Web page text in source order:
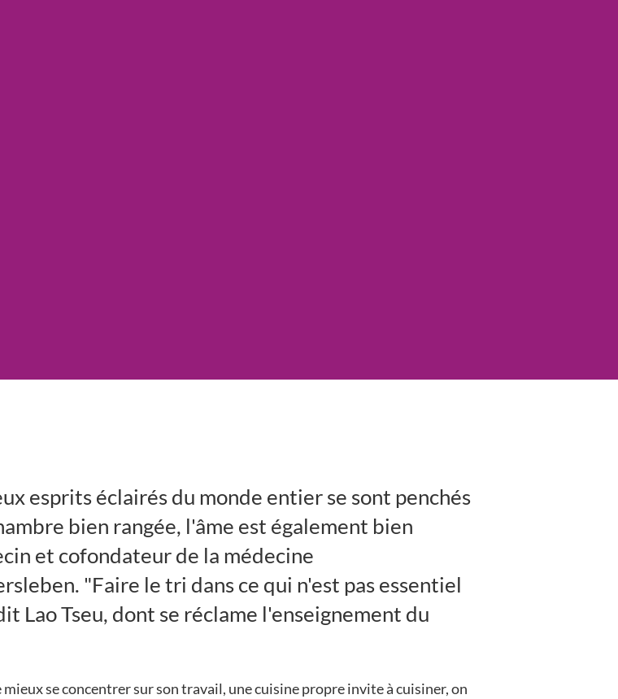
esprits éclairés du monde entier se sont penchés
bien rangée, l'âme est également bien
et cofondateur de la médecine
"Faire le tri dans ce qui n'est pas essentiel
Lao Tseu, dont se réclame l'enseignement du
se concentrer sur son travail, une cuisine propre invite à cuisiner, on